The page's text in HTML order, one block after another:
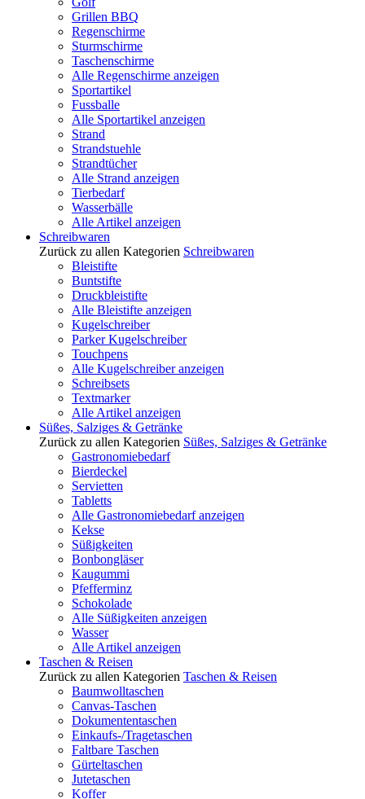
Grillen BBQ
Regenschirme
Sturmschirme
Taschenschirme
Alle Regenschirme anzeigen
Sportartikel
Fussballe
Alle Sportartikel anzeigen
Strand
Strandstuehle
Strandtücher
Alle Strand anzeigen
Tierbedarf
Wasserbälle
Alle Artikel anzeigen
Schreibwaren
Zurück zu allen Kategorien Schreibwaren
Bleistifte
Buntstifte
Druckbleistifte
Alle Bleistifte anzeigen
Kugelschreiber
Parker Kugelschreiber
Touchpens
Alle Kugelschreiber anzeigen
Schreibsets
Textmarker
Alle Artikel anzeigen
Süßes, Salziges & Getränke
Zurück zu allen Kategorien Süßes, Salziges & Getränke
Gastronomiebedarf
Bierdeckel
Servietten
Tabletts
Alle Gastronomiebedarf anzeigen
Kekse
Süßigkeiten
Bonbongläser
Kaugummi
Pfefferminz
Schokolade
Alle Süßigkeiten anzeigen
Wasser
Alle Artikel anzeigen
Taschen & Reisen
Zurück zu allen Kategorien Taschen & Reisen
Baumwolltaschen
Canvas-Taschen
Dokumententaschen
Einkaufs-/Tragetaschen
Faltbare Taschen
Gürteltaschen
Jutetaschen
Koffer